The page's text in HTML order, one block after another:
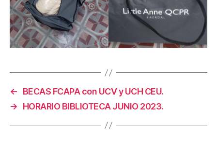
←
BECAS FCAPA con UCV y UCH CEU.
→
HORARIO BIBLIOTECA JUNIO 2023.